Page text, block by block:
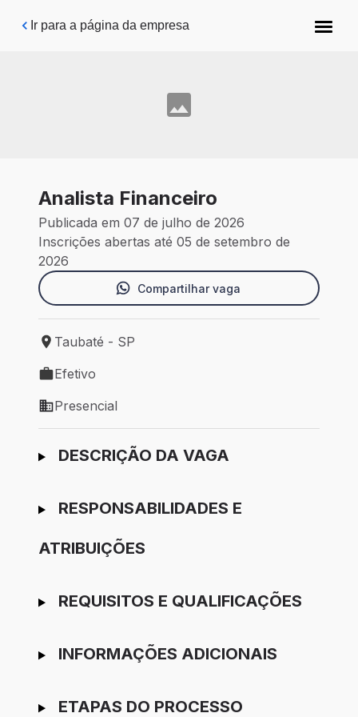
Pular para o conteúdo principal
Ir para a página da empresa
Analista Financeiro
Publicada em 07 de julho de 2026
Inscrições abertas até 05 de setembro de
2026
Compartilhar vaga
Local de trabalho: Taubaté - SP
Taubaté - SP
Tipo de vaga: Efetivo
Efetivo
Modelo de trabalho: Presencial
Presencial
Ir para candidatura
DESCRIÇÃO DA VAGA
RESPONSABILIDADES E
ATRIBUIÇÕES
REQUISITOS E QUALIFICAÇÕES
INFORMAÇÕES ADICIONAIS
ETAPAS DO PROCESSO